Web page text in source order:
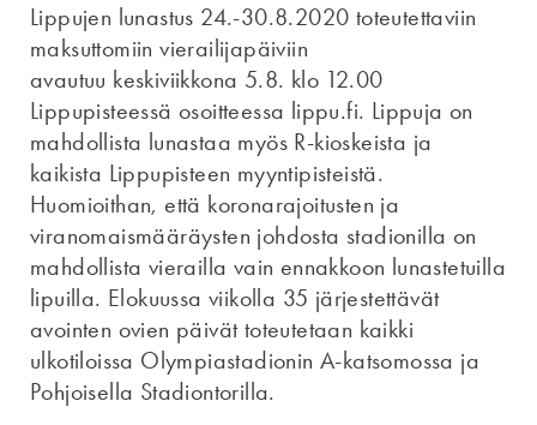
Lippujen lunastus 24.-30.8.2020 toteutettaviin
maksuttomiin vierailijapäiviin
avautuu keskiviikkona 5.8. klo 12.00
Lippupisteessä osoitteessa lippu.fi. Lippuja on
mahdollista lunastaa myös R-kioskeista ja
kaikista Lippupisteen myyntipisteistä.
Huomioithan, että koronarajoitusten ja
viranomaismääräysten johdosta stadionilla on
mahdollista vierailla vain ennakkoon lunastetuilla
lipuilla. Elokuussa viikolla 35 järjestettävät
avointen ovien päivät toteutetaan kaikki
ulkotiloissa Olympiastadionin A-katsomossa ja
Pohjoisella Stadiontorilla.